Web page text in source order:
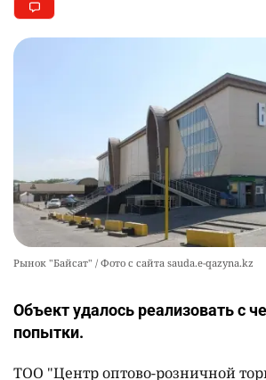
Рынок "Байсат" / Фото с сайта sauda.e-qazyna.kz
Объект удалось реализовать с
попытки.
ТОО "Центр оптово-розничной